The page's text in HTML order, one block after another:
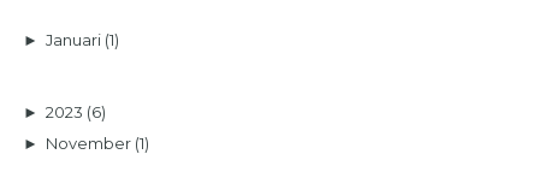
►Januari (1)
►2023 (6)
► November (1)